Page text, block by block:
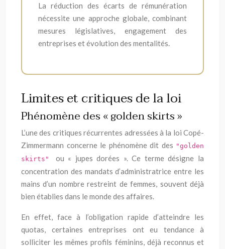
La réduction des écarts de rémunération
nécessite une approche globale, combinant
mesures législatives, engagement des
entreprises et évolution des mentalités.
Limites et critiques de la loi
Phénomène des « golden skirts »
L’une des critiques récurrentes adressées à la loi Copé-
Zimmermann concerne le phénomène dit des "golden
skirts" ou « jupes dorées ». Ce terme désigne la
concentration des mandats d’administratrice entre les
mains d’un nombre restreint de femmes, souvent déjà
bien établies dans le monde des affaires.
En effet, face à l’obligation rapide d’atteindre les
quotas, certaines entreprises ont eu tendance à
solliciter les mêmes profils féminins, déjà reconnus et